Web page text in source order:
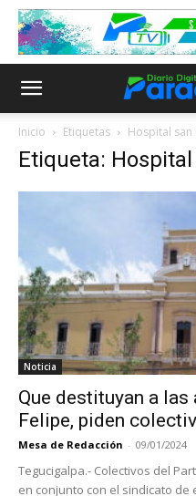
Inicio Etiquetas Hospital san
Etiqueta:
Noticia
Que destituyan a
Felipe, piden
Mesa de Redacción - 09/01/2024
Tegucigalpa.- Colectivos del
en conjunto con el sindicato de